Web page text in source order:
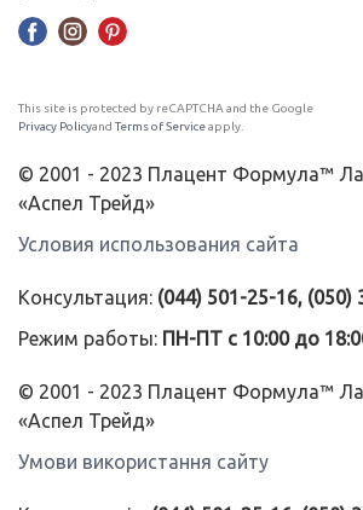
This site is protected by reCAPTCHA and the Google
Privacy Policyand Terms of Serviceapply.
© 2001 - 2023 Плацент Формула™
«Аспел Трейд»
Условия использования сайта
Консультация: (044) 501-25-16, (050)
Режим работы: ПН-ПТ с 10:00 до
© 2001 - 2023 Плацент Формула™
«Аспел Трейд»
Умови використання сайту